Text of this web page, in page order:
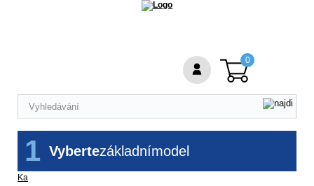
Vybertezákladnímodel
1
Ka
0